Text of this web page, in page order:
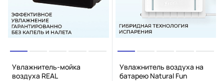
Увлажнитель-мойка
воздуха REAL
Увлажнитель воздуха на
батарею Natural Fun